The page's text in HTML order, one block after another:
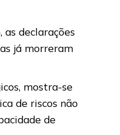
declarações
já morreram
mostra-se
de riscos não
de